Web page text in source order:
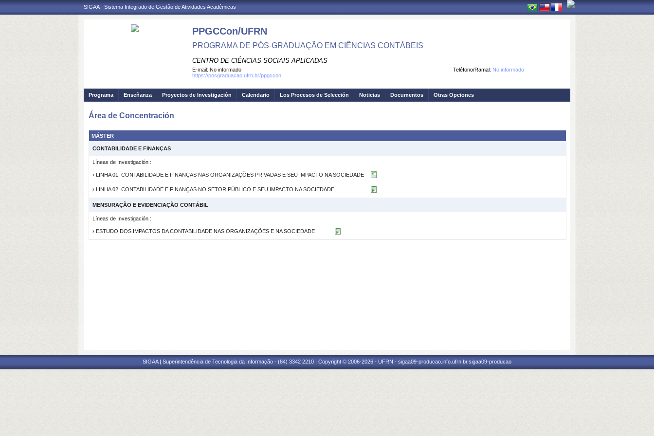
SIGAA - Sistema Integrado de Gestão de Atividades Acadêmicas
PPGCCon/UFRN
PROGRAMA DE PÓS-GRADUAÇÃO EM CIÊNCIAS CONTÁBEIS
CENTRO DE CIÊNCIAS SOCIAIS APLICADAS
Teléfono/Ramal: No informado
E-mail: No informado
https://posgraduacao.ufrn.br/ppgccon
Programa Enseñanza Proyectos de Investigación Calendario Los Procesos de Selección Noticias Documentos Otras Opciones
Área de Concentración
MÁSTER
CONTABILIDADE E FINANÇAS
Líneas de Investigación :
› LINHA 01: CONTABILIDADE E FINANÇAS NAS ORGANIZAÇÕES PRIVADAS E SEU IMPACTO NA SOCIEDADE
› LINHA 02: CONTABILIDADE E FINANÇAS NO SETOR PÚBLICO E SEU IMPACTO NA SOCIEDADE
MENSURAÇÃO E EVIDENCIAÇÃO CONTÁBIL
Líneas de Investigación :
› ESTUDO DOS IMPACTOS DA CONTABILIDADE NAS ORGANIZAÇÕES E NA SOCIEDADE
SIGAA | Superintendência de Tecnologia da Informação - (84) 3342 2210 | Copyright © 2006-2026 - UFRN - sigaa09-producao.info.ufrn.br.sigaa09-producao